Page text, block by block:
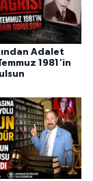
Adalet
1981'in